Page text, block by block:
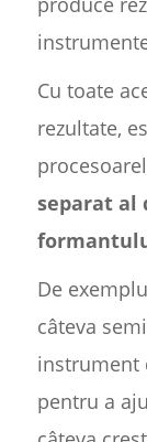
Cu toate
rezultate,
separat al
De
câteva
instrument
pentru a